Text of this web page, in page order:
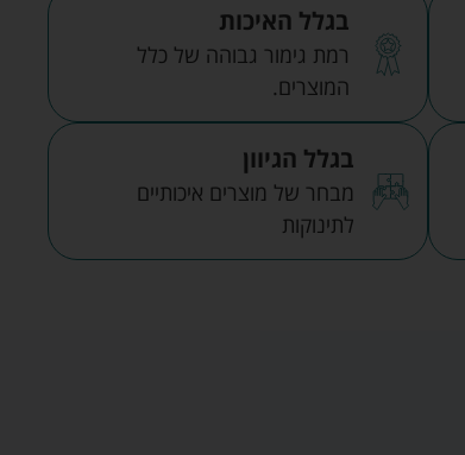
בגלל האיכות
רמת גימור גבוהה של כלל
המוצרים.
בגלל הגיוון
מבחר של מוצרים איכותיים
לתינוקות